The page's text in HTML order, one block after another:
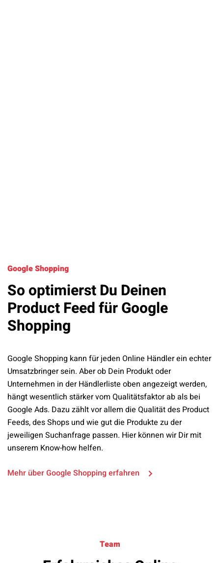
Google Shopping
So optimierst Du Deinen
Product Feed für Google
Shopping
Google Shopping kann für jeden Online Händler ein echter
Umsatzbringer sein. Aber ob Dein Produkt oder
Unternehmen in der Händlerliste oben angezeigt werden,
hängt wesentlich stärker vom Qualitätsfaktor ab als bei
Google Ads. Dazu zählt vor allem die Qualität des Product
Feeds, des Shops und wie gut die Produkte zu der
jeweiligen Suchanfrage passen. Hier können wir Dir mit
unserem Know-how helfen.
Mehr über Google Shopping erfahren
Team